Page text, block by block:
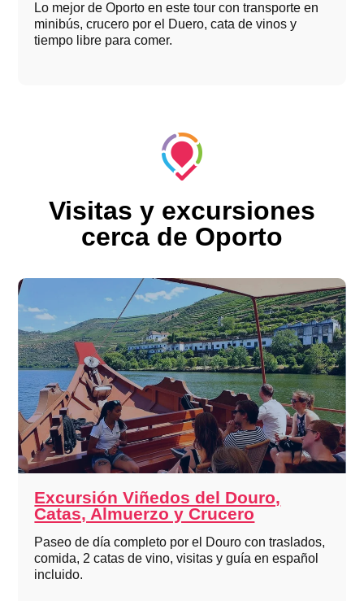
Lo mejor de Oporto en este tour con transporte en
minibús, crucero por el Duero, cata de vinos y
tiempo libre para comer.
Visitas y excursiones
cerca de Oporto
Excursión Viñedos del Douro,
Catas, Almuerzo y Crucero
Paseo de día completo por el Douro con traslados,
comida, 2 catas de vino, visitas y guía en español
incluido.